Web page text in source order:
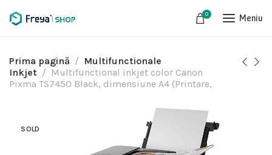
0 Meniu
Prima pagină
Multifunctionale
Inkjet
Multifunctional inkjet color Canon
Pixma TS7450 Black, dimensiune A4 (Printare,
SOLD